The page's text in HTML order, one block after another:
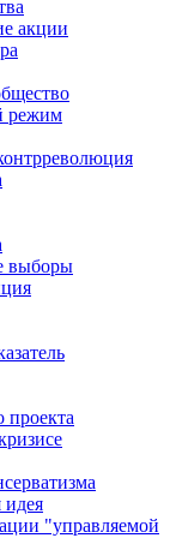
акции
режим
выборы
идея
"управляемой